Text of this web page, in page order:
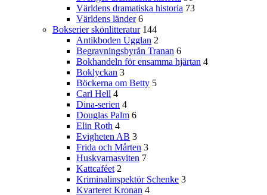
Världens dramatiska historia 73
Världens länder 6
Bokserier skönlitteratur 144
Antikboden Ugglan 2
Begravningsbyrån Tranan 6
Bokhandeln för ensamma hjärtan 4
Boklyckan 3
Böckerna om Betty 5
Carl Hell 4
Dina-serien 4
Douglas Palm 6
Elin Roth 4
Evigheten AB 3
Frida och Mårten 3
Huskvarnasviten 7
Kattcaféet 2
Kriminalinspektör Schenke 3
Kvarteret Kronan 4